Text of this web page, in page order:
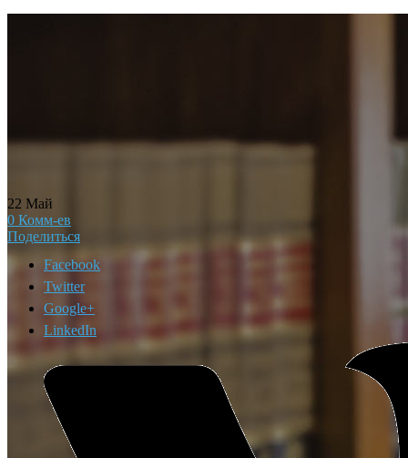
22 Май
0 Комм-ев
Поделиться
Facebook
Twitter
Google+
LinkedIn